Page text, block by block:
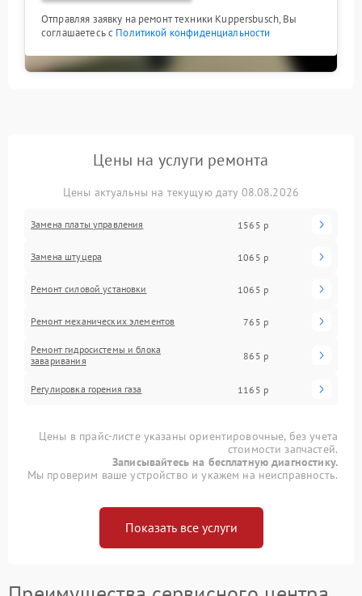
Отправляя заявку на ремонт техники Kuppersbusch, Вы
соглашаетесь с Политикой конфиденциальности
Цены на услуги ремонта
Цены актуальны на текущую дату 08.08.2026
Замена платы управления 1565 р
Замена штуцера 1065 р
Ремонт силовой установки 1065 р
Ремонт механических элементов 765 р
Ремонт гидросистемы и блока
заваривания
865 р
Регулировка горения газа 1165 р
Цены в прайс-листе указаны ориентировочные, без учета
стоимости запчастей.
Записывайтесь на бесплатную диагностику.
Мы проверим ваше устройство и укажем на неисправность.
Показать все услуги